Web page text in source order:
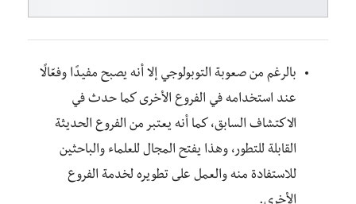
بالرغم من صعوبة التوبولوجي إلا أنه يصبح مفيدًا وفعّالًا
عند استخدامه في الفروع الأخرى كما حدث في
الاكتشاف السابق، كما أنه يعتبر من الفروع الحديثة
القابلة للتطور، وهذا يفتح المجال للعلماء والباحثين
للاستفادة منه والعمل على تطويره لخدمة الفروع